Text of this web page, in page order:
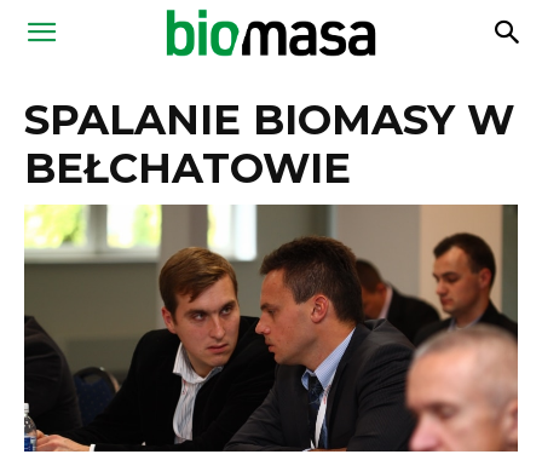
Magazyn
SPALANIE BIOMASY W
BEŁCHATOWIE